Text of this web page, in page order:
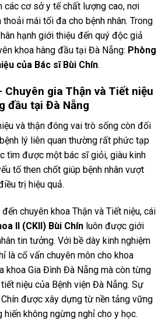
các cơ sở y tế chất lượng cao, nơi
mái tối đa cho bệnh nhân. Trong
hạnh giới thiệu đến quý độc giả
khoa hàng đầu tại Đà Nẵng: Phòng
của Bác sĩ Bùi Chín.
Chuyên gia Thận và Tiết niệu
đầu tại Đà Nẵng
và thận đóng vai trò sống còn đối
lý liên quan thường rất phức tạp
tìm được một bác sĩ giỏi, giàu kinh
tố then chốt giúp bệnh nhân vượt
trị hiệu quả.
chuyên khoa Thận và Tiết niệu, cái
II (CKII) Bùi Chín luôn được giới
tin tưởng. Với bề dày kinh nghiệm
là cố vấn chuyên môn cho khoa
khoa Gia Đình Đà Nẵng mà còn từng
niệu của Bệnh viện Đà Nẵng. Sự
được xây dựng từ nền tảng vững
hiến không ngừng nghỉ cho y học.